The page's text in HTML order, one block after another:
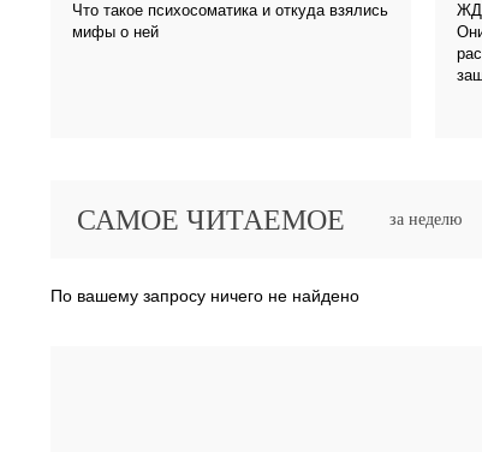
Что такое психосоматика и откуда взялись
мифы о ней
САМОЕ ЧИТАЕМОЕ за неделю
По вашему запросу ничего не найдено